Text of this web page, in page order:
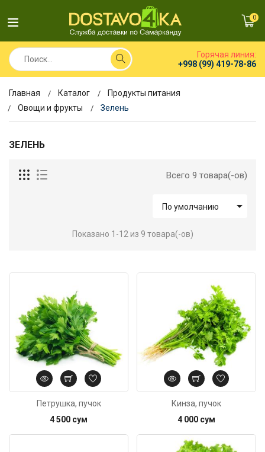
0
Горячая линия:
+998 (99) 419-78-86
Главная Каталог
Продукты питания
Овощи и фрукты
Зелень
ЗЕЛЕНЬ
Всего 9 товара(-ов)
По умолчанию 
Показано 1-12 из 9 товара(-ов)
Петрушка, пучок
4 500 сум
Кинза, пучок
4 000 сум